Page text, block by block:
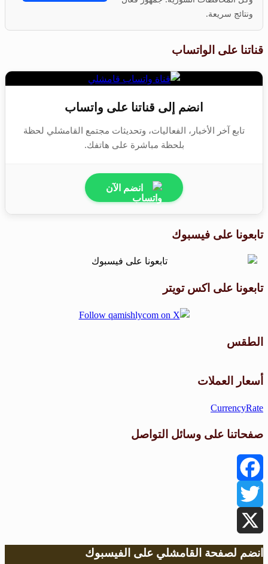
ونتائج سريعة.
قناتنا على الواتساب
انضم إلى قناتنا على واتساب
تابع آخر الأخبار، الفعاليات، وتحديثات مجتمع القامشلي لحظة
بلحظة مباشرة على هاتفك.
انضم الآن
تابعونا على فيسبوك
تابعونا على اكس تويتر
الطقس
أسعار العملات
CurrencyRate
صفحاتنا على وسائل التواصل
Facebook
Twitter
X
انضم لصفحة القامشلي على الفيسبوك